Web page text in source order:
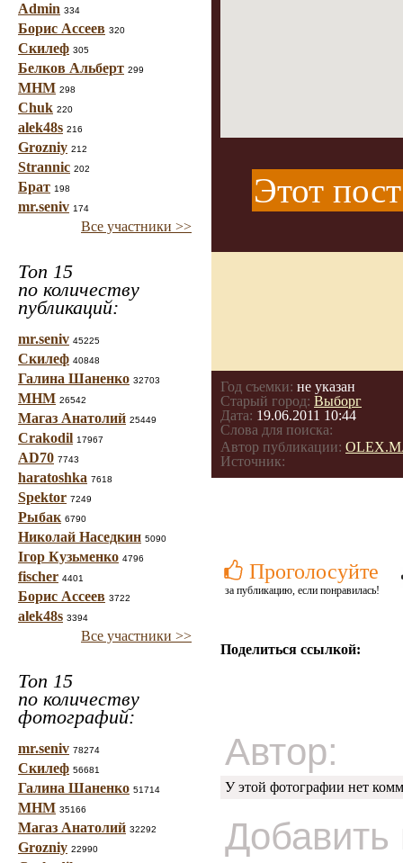
Admin 334
Борис Ассеев 320
Скилеф 305
Белков Альберт 299
МНМ 298
Chuk 220
alek48s 216
Grozniy 212
Strannic 202
Брат 198
mr.seniv 174
Все участники >>
Топ 15
по количеству
публикаций:
mr.seniv 45225
Скилеф 40848
Галина Шаненко 32703
МНМ 26542
Магаз Анатолий 25449
Crakodil 17967
AD70 7743
haratoshka 7618
Spektor 7249
Рыбак 6790
Николай Наседкин 5090
Ігор Кузьменко 4796
fischer 4401
Борис Ассеев 3722
alek48s 3394
Все участники >>
Топ 15
по количеству
фотографий:
mr.seniv 78274
Скилеф 56681
Галина Шаненко 51714
МНМ 35166
Магаз Анатолий 32292
Grozniy 22990
Этот
Год съемки: не указан
Старый город: Выборг
Дата: 19.06.2011 10:44
Слова для поиска:
Автор публикации:
Источник:
Проголосуйте
за публикацию, если понравилась!
Поделиться ссылкой:
Автор:
У этой фотографии нет